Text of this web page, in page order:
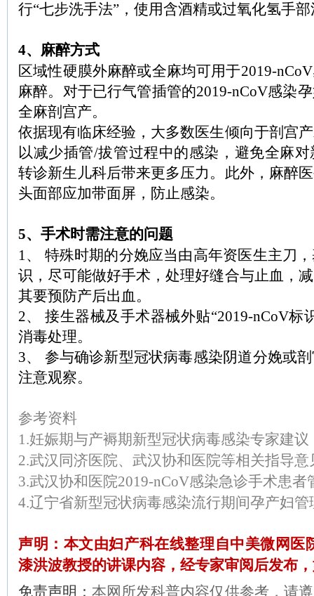
行“七步洗手法”，使用含酒精或过氧化氢手
4、麻醉方式
区域性硬膜外麻醉或全麻均可用于2019-
麻醉。对于已行气管插管的2019-nCoV感染
全麻剖宫产。
依据现有临床经验，大多数医生倾向于剖宫
以减少插管/拔管过程中的感染，避免全麻
转诊新生儿科后带来更多压力。此外，麻醉
头面部应加带面屏，防止感染。
5、手术时需注意的问题
1、 特殊时期的分娩应当由高年资医生主刀
识，尽可能做好手术，处理好缝合与止血，
其要预防产后出血。
2、 接生器械及手术器械外贴“2019-nCoV标
消毒处理。
3、 参与确诊新型冠状病毒感染阴道分娩或
注意观察。
参考资料
1.妊娠期与产褥期新型冠状病毒感染专家建议
2.武汉同济医院、武汉协和医院等相关指导
3.武汉协和医院2019-nCoV感染急诊手术患者
4.辽宁省新型冠状病毒感染流行期间孕产妇管
声明：本文由妇产科在线整理自中美微网医
漆洪波教授的讲课内容，经专家审阅后发布
免责声明：本网所发科普内容仅供参考，请